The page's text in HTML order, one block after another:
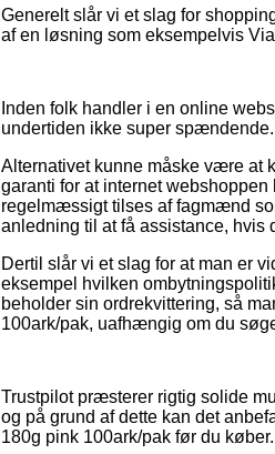
Generelt slår vi et slag for
af en løsning som eksempelvis
Inden folk handler i en online
undertiden ikke super spændende.
Alternativet kunne måske være at
garanti for at internet
regelmæssigt tilses af fagmænd
anledning til at få assistance, hvis
Dertil slår vi et slag for at man er
eksempel hvilken
beholder sin ordrekvittering, så
100ark/pak, uafhængig om du
Trustpilot præsterer rigtig solide
og på grund af dette kan det
180g pink 100ark/pak før du køber.